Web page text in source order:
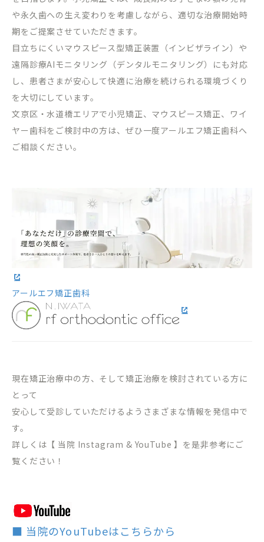
や永久歯への生え変わりを考慮しながら、適切な治療開始時
期をご提案させていただきます。
目立ちにくいマウスピース型矯正装置（インビザライン）や
遠隔診療AIモニタリング（デンタルモニタリング）にも対応
し、患者さまが安心して快適に治療を続けられる環境づくり
を大切にしています。
文京区・水道橋エリアで小児矯正、マウスピース矯正、ワイ
ヤー歯科をご検討中の方は、ぜひ一度アールエフ矯正歯科へ
ご相談ください。
アールエフ矯正歯科
現在矯正治療中の方、そして矯正治療を検討されている方に
とって
安心して受診していただけるようさまざまな情報を発信中で
す。
詳しくは【 当院 Instagram & YouTube 】を是非参考にご
覧ください！
■ 当院のYouTubeはこちらから